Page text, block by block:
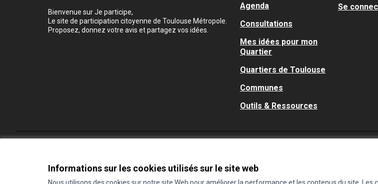
Informations sur les cookies utilisés sur le site web
Nous utilisons des cookies sur notre site Web pour améliorer la performance et les contenus du site.
Bienvenue sur Je participe,
Le site de participation citoyenne de Toulouse Métropole.
Proposez, donnez votre avis et partagez vos idées.
Agenda
Consultations
Mes idées pour mon
Quartier
Quartiers de Toulouse
Communes
Outils & Ressources
Se